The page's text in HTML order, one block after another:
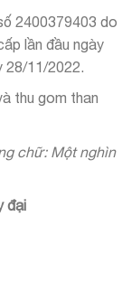
2400379403 do
lần đầu ngày
11/2022.
thu gom than
chữ: Một nghìn
đại